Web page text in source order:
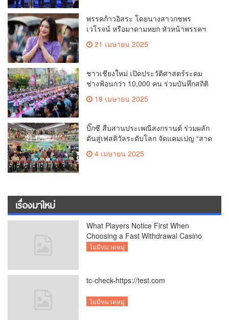
พรรคก้าวอิสระ โดยนางสาวกชพร
เวโรจน์ หรือมาดามหยก หัวหน้าพรรคฯ
พรรคก้าวอิสระ ครั้งที่ 1/2568 โ
21 เมษายน 2025
ชาวเชียงใหม่ เปิดประวัติศาสตร์ระดม
ช่างฟ้อนกว่า 10,000 คน ร่วมบันทึกสถิติ
โลก Guinness World Records สำเร็จ
ทำลายสถิติ 7,218 คน เฉลิมฉลองใน
เมืองเชียงใหม่
19 เมษายน 2025
บิ๊กซี สืบสานประเพณีสงกรานต์ ร่วมผลัก
ดันสู่เฟสติวัลระดับโลก จัดแคมเปญ “สาด
สนุกรับสงกรานต์ที่บิ๊กซี” อัดโปรฉ่ำ ลด
สูงสุด 50% กระตุ้นการเดินทางนักท่อง
4 เมษายน 2025
เรื่องมาใหม่
What Players Notice First When
Choosing a Fast Withdrawal Casino
UK
ไม่มีหมวดหมู่
tc-check-https://test.com
ไม่มีหมวดหมู่